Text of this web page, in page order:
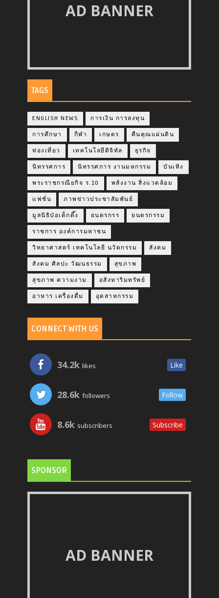
AD BANNER
TAGS
ENGLISH NEWS การเงิน การลงทุน
การศึกษา กีฬา เกษตร คืนคุณแผ่นดิน
ท่องเที่ยว เทคโนโลยีดิจิทัล ธุรกิจ
นิทรรศการ นิทรรศการ งานมหกรรม บันเทิง
พระราชกรณียกิจ ร.10 พลังงาน สิ่งแวดล้อม
แฟชั่น ภาพข่าวประชาสัมพันธ์
มูลนิธิป่อเต็กตึ๊ง ยนตรกรร ยนตรกรรม
ราชการ องค์การมหาชน
วิทยาศาสตร์ เทคโนโลยี นวัตกรรม สังคม
สังคม ศิลปะ วัฒนธรรม สุขภาพ
สุขภาพ ความงาม อสังหาริมทรัพย์
อาหาร เครื่องดื่ม อุตสาหกรรม
CONNECT WITH US
34.2k likes Like
28.6k followers Follow
8.6k subscribers Subscribe
SPONSOR
AD BANNER